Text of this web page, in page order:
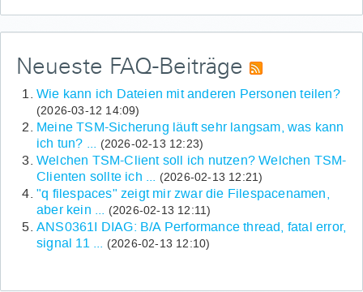
Neueste FAQ-Beiträge
Wie kann ich Dateien mit anderen Personen teilen?
(2026-03-12 14:09)
Meine TSM-Sicherung läuft sehr langsam, was kann
ich tun? ...
(2026-02-13 12:23)
Welchen TSM-Client soll ich nutzen? Welchen TSM-
Clienten sollte ich ...
(2026-02-13 12:21)
"q filespaces" zeigt mir zwar die Filespacenamen,
aber kein ...
(2026-02-13 12:11)
ANS0361I DIAG: B/A Performance thread, fatal error,
signal 11 ...
(2026-02-13 12:10)